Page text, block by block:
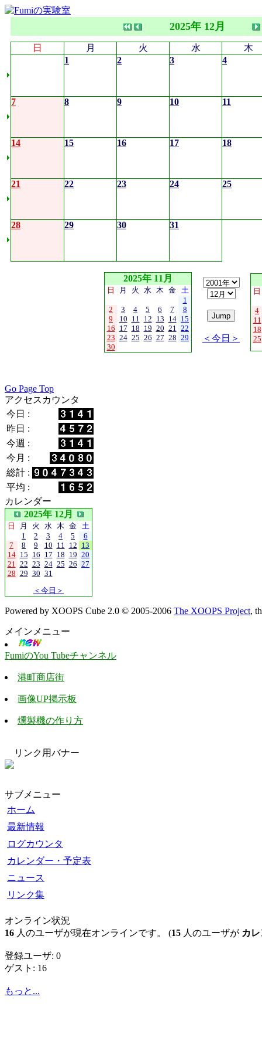
2025年 12月
日 月 火 水
木
1
2 3 4
7 8 9 10 11
14 15 16 17 18
21 22 23 24 25
28 29 30 31
2025年 11月
日 月 火 水 木 金 土
1
2
3 4 5 6 7
8
9
10 11 12 13 14 15
16 17 18 19 20 21 22
23 24 25 26 27 28 29
30
＜今日＞
日
4
11
18
25
Go Page Top
アクセスカウンタ
今日 :
昨日 :
今週 :
今月 :
総計 :
平均 :
カレンダー
2025年 12月
日 月 火 水 木 金 土
1
2 3 4 5
6
7
8 9 10 11 12 13
14 15 16 17 18 19 20
21 22 23 24 25 26 27
28 29 30 31
＜今日＞
Powered by XOOPS Cube 2.0 © 2005-2006 The XOOPS Project,
メインメニュー
FumiのYou Tubeチャンネル
港町商店街
画像UP掲示板
燻製機の作り方
リンク用バナー
サブメニュー
ホーム
最新情報
ログカウンタ
カレンダー・予定表
ニュース
リンク集
オンライン状況
16 人のユーザが現在オンラインです。 (15 人のユーザが カ
登録ユーザ: 0
ゲスト: 16
もっと...